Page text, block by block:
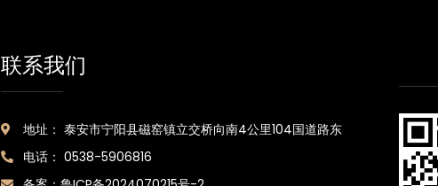
联系我们
地址： 泰安市宁阳县磁窑镇立交桥向南4公里104国道路东
电话： 0538-5906816